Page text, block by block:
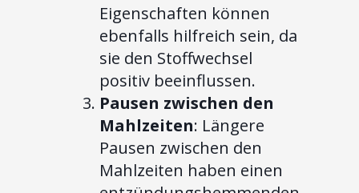
Eigenschaften können
ebenfalls hilfreich sein, da
sie den Stoffwechsel
positiv beeinflussen.
Pausen zwischen den
Mahlzeiten: Längere
Pausen zwischen den
Mahlzeiten haben einen